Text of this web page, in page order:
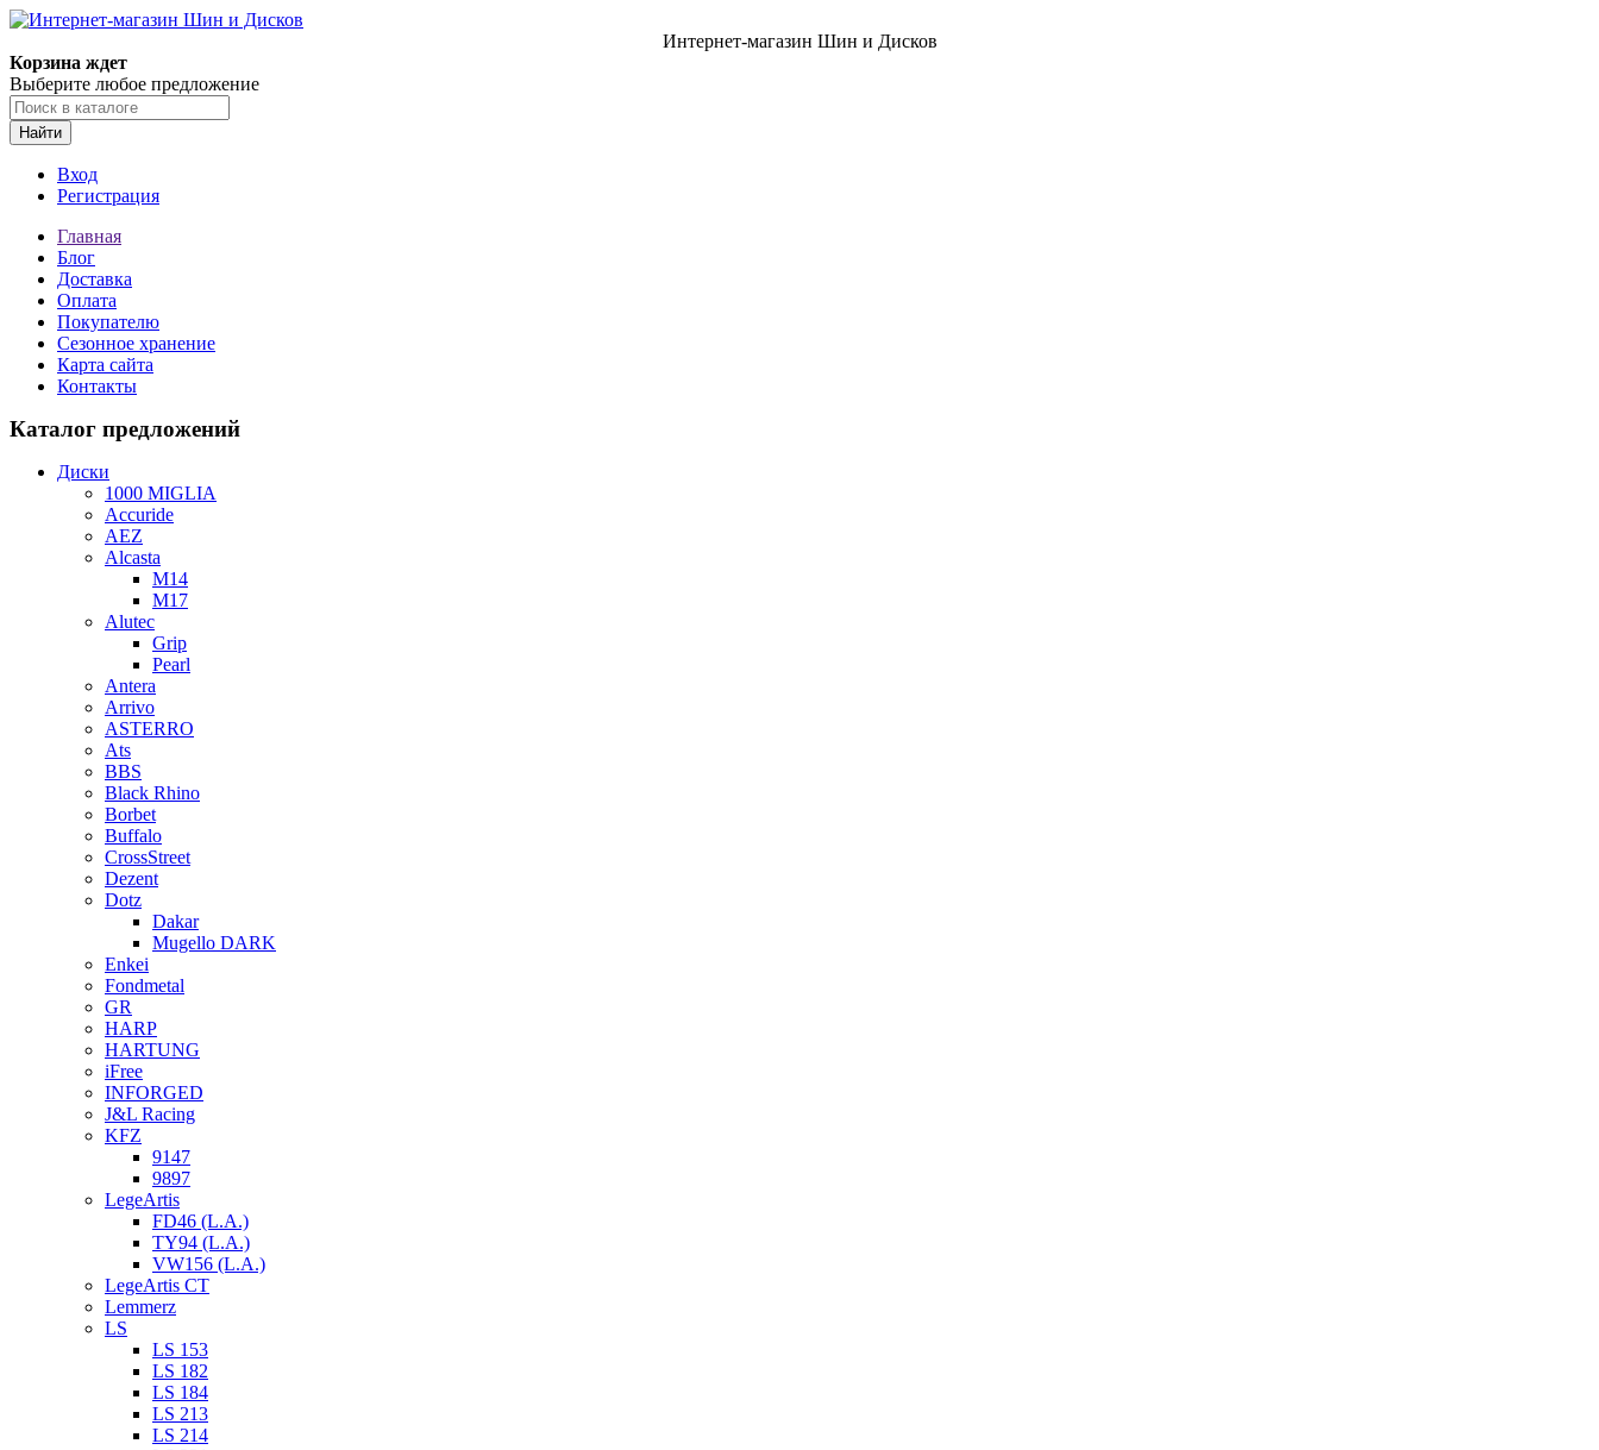
Интернет-магазин Шин и Дисков
Корзина ждет
Выберите любое предложение
Найти
Вход
Регистрация
Главная
Блог
Доставка
Оплата
Покупателю
Сезонное хранение
Карта сайта
Контакты
Каталог предложений
Диски
1000 MIGLIA
Accuride
AEZ
Alcasta
M14
M17
Alutec
Grip
Pearl
Antera
Arrivo
ASTERRO
Ats
BBS
Black Rhino
Borbet
Buffalo
CrossStreet
Dezent
Dotz
Dakar
Mugello DARK
Enkei
Fondmetal
GR
HARP
HARTUNG
iFree
INFORGED
J&L Racing
KFZ
9147
9897
LegeArtis
FD46 (L.A.)
TY94 (L.A.)
VW156 (L.A.)
LegeArtis CT
Lemmerz
LS
LS 153
LS 182
LS 184
LS 213
LS 214